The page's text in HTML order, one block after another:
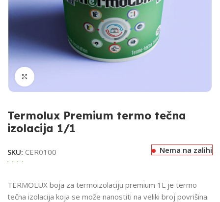
Termolux Premium termo tečna
izolacija 1/1
SKU:CER0100 Nema na zalihi
TERMOLUX boja za termoizolaciju premium 1L je termo
tečna izolacija koja se može nanostiti na veliki broj povrišina.